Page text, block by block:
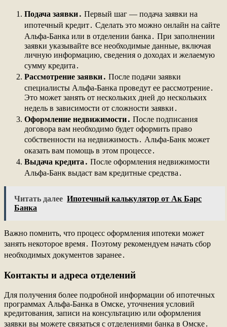
Подача заявки․ Первый шаг ― подача заявки на
ипотечный кредит․ Сделать это можно онлайн на сайте
Альфа-Банка или в отделении банка․ При заполнении
заявки указывайте все необходимые данные, включая
личную информацию, сведения о доходах и желаемую
сумму кредита․
Рассмотрение заявки․ После подачи заявки
специалисты Альфа-Банка проведут ее рассмотрение․
Это может занять от нескольких дней до нескольких
недель в зависимости от сложности заявки․
Оформление недвижимости․ После подписания
договора вам необходимо будет оформить право
собственности на недвижимость․ Альфа-Банк может
оказать вам помощь в этом процессе․
Выдача кредита․ После оформления недвижимости
Альфа-Банк выдаст вам кредитные средства․
Читать далее Ипотечный калькулятор от Ак Барс
Банка
Важно помнить, что процесс оформления ипотеки может
занять некоторое время․ Поэтому рекомендуем начать сбор
необходимых документов заранее․
Контакты и адреса отделений
Для получения более подробной информации об ипотечных
программах Альфа-Банка в Омске, уточнения условий
кредитования, записи на консультацию или оформления
заявки вы можете связаться с отделениями банка в Омске․